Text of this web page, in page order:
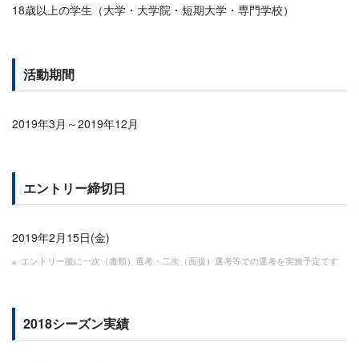
18歳以上の学生（大学・大学院・短期大学・専門学校）
活動期間
2019年3月～2019年12月
エントリー締切日
2019年2月15日(金)
エントリー後に一次（書類）選考・二次（面接）選考等での選考を実施予定です
2018シーズン実績